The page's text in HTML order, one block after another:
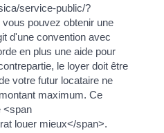
service-public/?
pouvez obtenir une
d'une convention avec
en plus une aide pour
le loyer doit être
votre futur locataire ne
maximum. Ce
<span
louer mieux</span>.